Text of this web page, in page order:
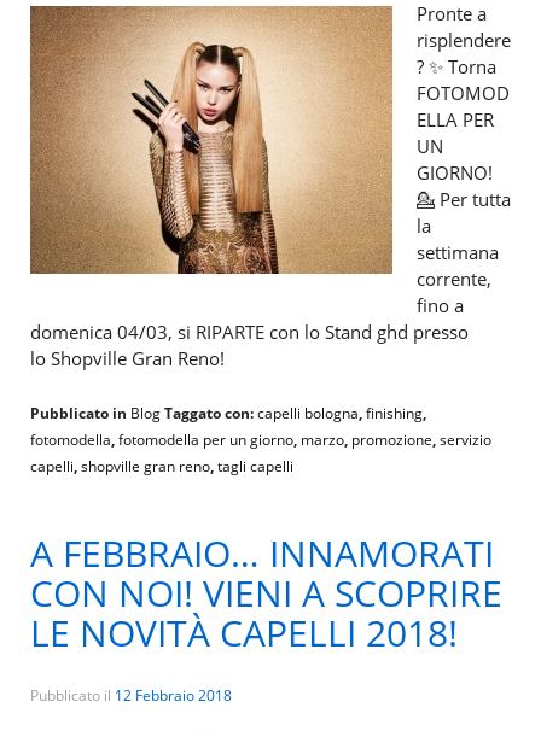
Pronte a
risplendere
? ✨ Torna
FOTOMOD
ELLA PER
UN
GIORNO!
💁 Per tutta
la
settimana
corrente,
fino a
domenica 04/03, si RIPARTE con lo Stand ghd presso
lo Shopville Gran Reno!
Pubblicato in BlogTaggato con:capelli bologna,finishing,
fotomodella,fotomodella per un giorno, marzo, promozione,servizio
capelli,shopville gran reno,tagli capelli
A FEBBRAIO… INNAMORATI
CON NOI! VIENI A SCOPRIRE
LE NOVITÀ CAPELLI 2018!
Pubblicato il 12 Febbraio 2018